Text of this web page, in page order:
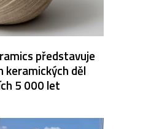
představuje
keramických děl
5 000 let